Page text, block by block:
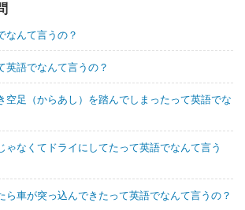
なんて言うの？
英語でなんて言うの？
空足（からあし）を踏んでしまったって英語でな
ゃなくてドライにしてたって英語でなんて言う
ら車が突っ込んできたって英語でなんて言うの？